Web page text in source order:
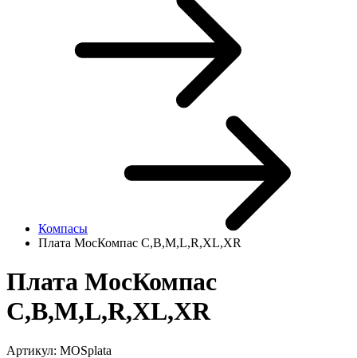
Компасы
Плата МосКомпас С,B,M,L,R,XL,XR
Плата МосКомпас
С,B,M,L,R,XL,XR
Артикул: MOSplata